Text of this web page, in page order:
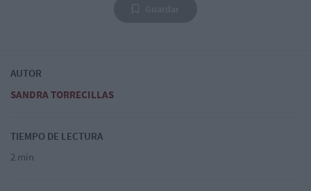
AUTOR
SANDRA TORRECILLAS
TIEMPO DE LECTURA
2 min